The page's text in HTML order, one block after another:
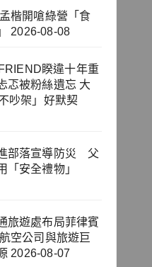
楷開嗆綠營「食
2026-08-08
睽違十年重
忑被粉絲遺忘 大
吵架」好默契
部落宣導防災 父
「安全禮物」
旅遊處布局菲律賓
空公司與旅遊巨
2026-08-07